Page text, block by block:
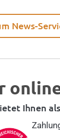
News-
Ihnen